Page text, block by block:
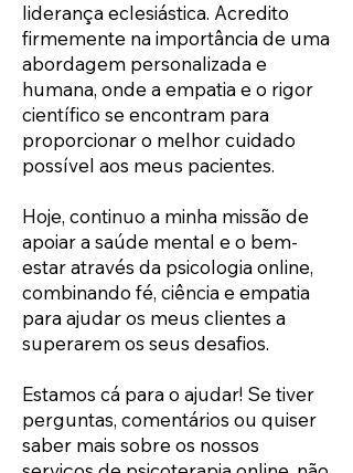
liderança eclesiástica. Acredito
firmemente na importância de uma
abordagem personalizada e
humana, onde a empatia e o rigor
científico se encontram para
proporcionar o melhor cuidado
possível aos meus pacientes.
Hoje, continuo a minha missão de
apoiar a saúde mental e o bem-
estar através da psicologia online,
combinando fé, ciência e empatia
para ajudar os meus clientes a
superarem os seus desafios.
Estamos cá para o ajudar! Se tiver
perguntas, comentários ou quiser
saber mais sobre os nossos